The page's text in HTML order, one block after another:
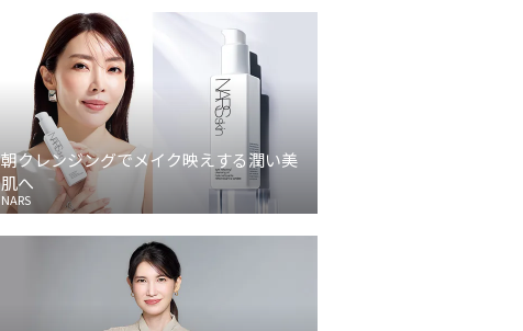
朝クレンジングでメイク映えする潤い美
肌へ
NARS